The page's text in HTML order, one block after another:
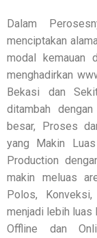
Dalam
menciptakan
modal kemauan
menghadirkan
Bekasi dan
ditambah
besar, Proses
yang Makin
Production
makin meluas
Polos,
menjadi lebih luas
Offline dan